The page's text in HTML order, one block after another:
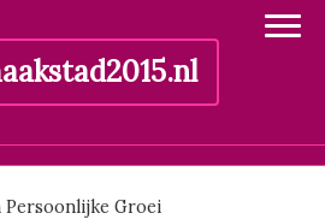
Groei